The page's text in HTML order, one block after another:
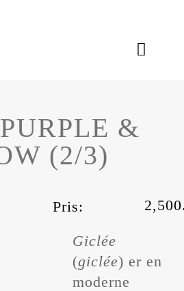
Toggle
Kunstværker
&
(2/3)
Pris:
Giclée
(giclée) er en
moderne